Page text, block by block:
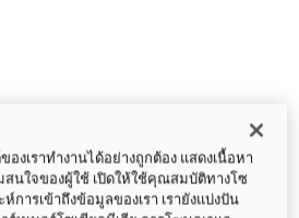
องเราทำงานได้อย่างถูกต้อง แสดงเนื้อหา
นใจของผู้ใช้ เปิดให้ใช้คุณสมบัติทางโซ
ห์การเข้าถึงข้อมูลของเรา เรายังแบ่งปัน